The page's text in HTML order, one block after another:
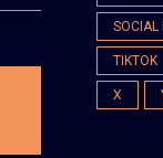
SOCIAL
TIKTOK
X